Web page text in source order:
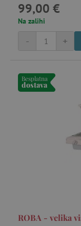
99,00 €
Na zalihi
+
-
Besplatna
dostava
ROBA - velika